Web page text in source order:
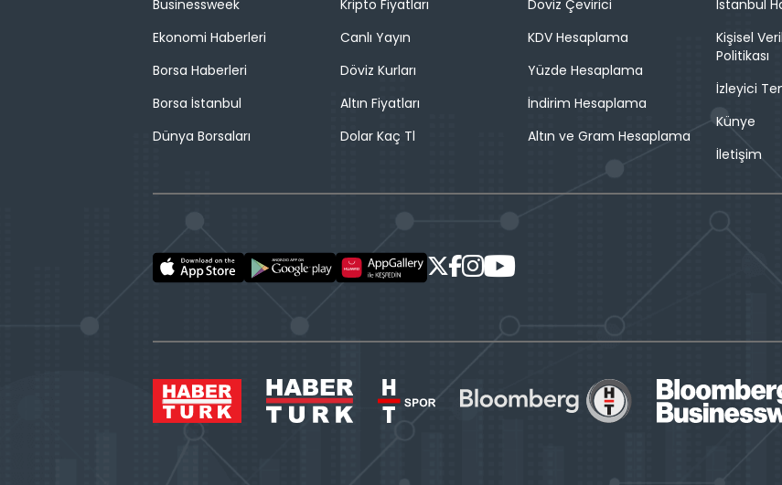
Businessweek
Ekonomi Haberleri
Borsa Haberleri
Borsa İstanbul
Dünya Borsaları
Kripto Fiyatları
Canlı Yayın
Döviz Kurları
Altın Fiyatları
Dolar Kaç Tl
Döviz Çevirici
KDV Hesaplama
Yüzde Hesaplama
İndirim Hesaplama
Altın ve Gram Hesaplama
İstanbul
Kişisel
Politikası
İzleyici
Künye
İletişim